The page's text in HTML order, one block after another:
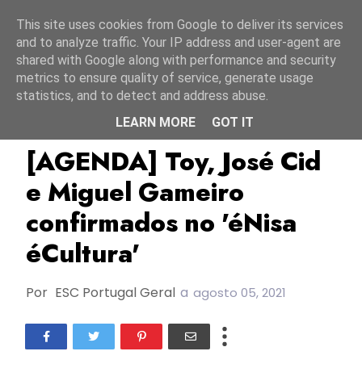
ESC1980 José Cid
[AGENDA] Toy, José Cid
e Miguel Gameiro
confirmados no 'éNisa
éCultura'
Por ESC Portugal Geral a agosto 05, 2021
This site uses cookies from Google to deliver its services
and to analyze traffic. Your IP address and user-agent are
shared with Google along with performance and security
metrics to ensure quality of service, generate usage
statistics, and to detect and address abuse.
LEARN MORE
GOT IT